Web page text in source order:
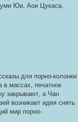
Юи, Аои Цукаса,
для порно-колонки
в массах, печатное
закрывают, а Чан
возникает идея снять
мир порно-